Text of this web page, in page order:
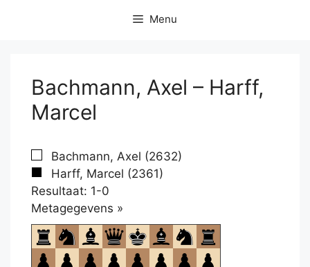
Menu
Bachmann, Axel – Harff,
Marcel
Bachmann, Axel (2632)
Harff, Marcel (2361)
Resultaat: 1-0
Metagegevens »
om
te
openen.